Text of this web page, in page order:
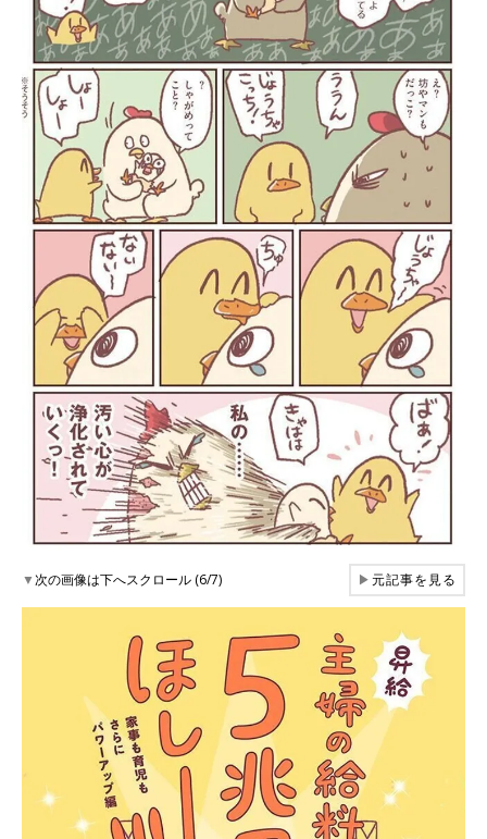
▼次の画像は下へスクロール (6/7) ▶元記事を見る